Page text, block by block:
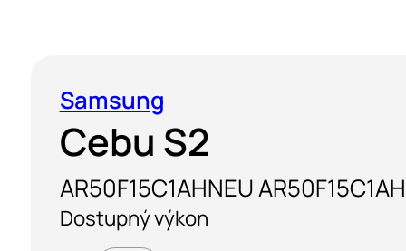
Samsung
Cebu S2
AR50F15C1AHNEU
Dostupný výkon